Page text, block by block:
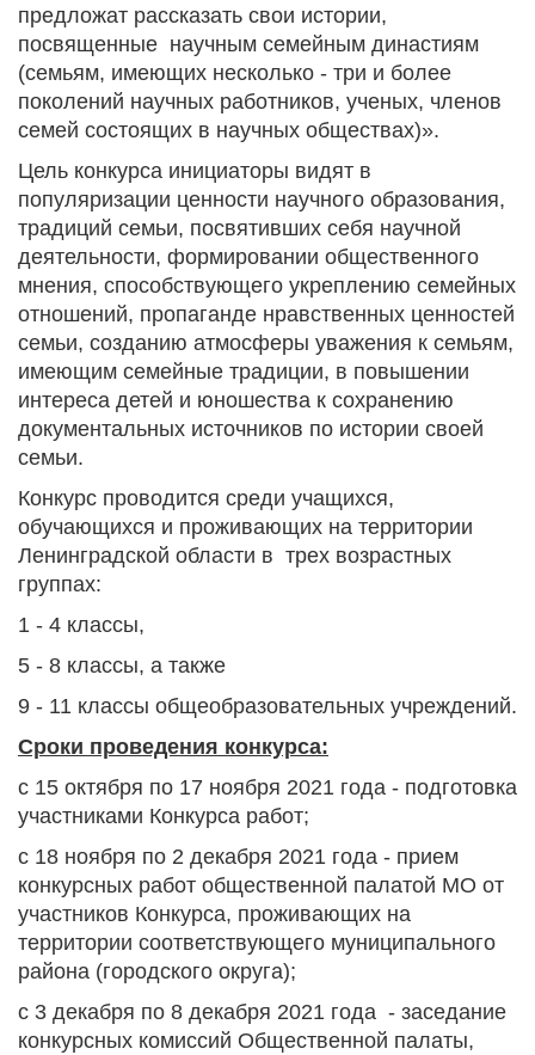
предложат рассказать свои истории,
посвященные научным семейным династиям
(семьям, имеющих несколько - три и более
поколений научных работников, ученых, членов
семей состоящих в научных обществах)».
Цель конкурса инициаторы видят в
популяризации ценности научного образования,
традиций семьи, посвятивших себя научной
деятельности, формировании общественного
мнения, способствующего укреплению семейных
отношений, пропаганде нравственных ценностей
семьи, созданию атмосферы уважения к семьям,
имеющим семейные традиции, в повышении
интереса детей и юношества к сохранению
документальных источников по истории своей
семьи.
Конкурс проводится среди учащихся,
обучающихся и проживающих на территории
Ленинградской области в трех возрастных
группах:
1 - 4 классы,
5 - 8 классы, а также
9 - 11 классы общеобразовательных учреждений.
Сроки проведения конкурса:
с 15 октября по 17 ноября 2021 года - подготовка
участниками Конкурса работ;
с 18 ноября по 2 декабря 2021 года - прием
конкурсных работ общественной палатой МО от
участников Конкурса, проживающих на
территории соответствующего муниципального
района (городского округа);
с 3 декабря по 8 декабря 2021 года - заседание
конкурсных комиссий Общественной палаты,